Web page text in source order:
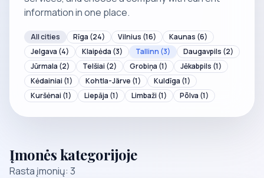
information in one place.
All cities Rīga (24) Vilnius (16) Kaunas (6)
Jelgava (4) Klaipėda (3) Tallinn (3) Daugavpils (2)
Jūrmala (2) Telšiai (2) Grobiņa (1) Jēkabpils (1)
Kėdainiai (1) Kohtla-Järve (1) Kuldīga (1)
Kuršėnai (1) Liepāja (1) Limbaži (1) Põlva (1)
Įmonės kategorijoje
Rasta įmonių: 3